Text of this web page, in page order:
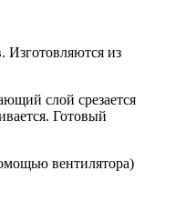
Изготовляются из
слой срезается
Готовый
вентилятора)